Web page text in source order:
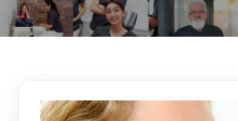
Unser Blog